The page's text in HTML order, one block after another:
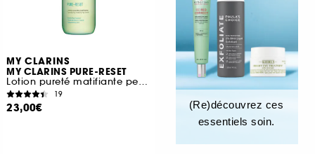
MY CLARINS
MY CLARINS PURE-RESET
Lotion pureté matifiante peaux mixtes à grasses
19
23,00€
(Re)découvrez ces
essentiels soin.